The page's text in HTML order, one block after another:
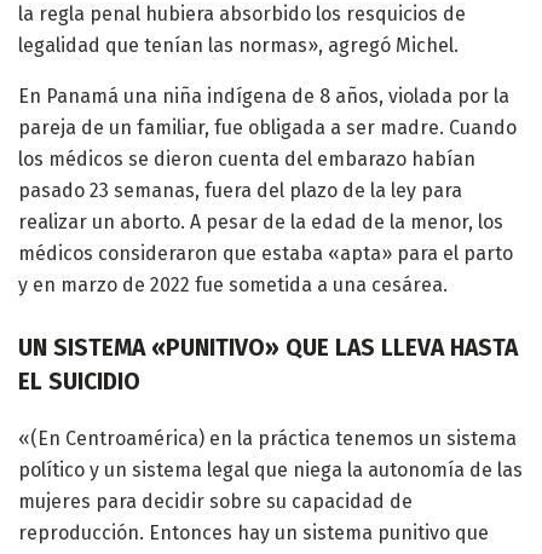
la regla penal hubiera absorbido los resquicios de
legalidad que tenían las normas», agregó Michel.
En Panamá una niña indígena de 8 años, violada por la
pareja de un familiar, fue obligada a ser madre. Cuando
los médicos se dieron cuenta del embarazo habían
pasado 23 semanas, fuera del plazo de la ley para
realizar un aborto. A pesar de la edad de la menor, los
médicos consideraron que estaba «apta» para el parto
y en marzo de 2022 fue sometida a una cesárea.
UN SISTEMA «PUNITIVO» QUE LAS LLEVA HASTA
EL SUICIDIO
«(En Centroamérica) en la práctica tenemos un sistema
político y un sistema legal que niega la autonomía de las
mujeres para decidir sobre su capacidad de
reproducción. Entonces hay un sistema punitivo que